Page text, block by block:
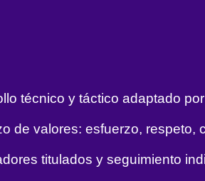
técnico y táctico adaptado
de valores: esfuerzo, respeto,
titulados y seguimiento